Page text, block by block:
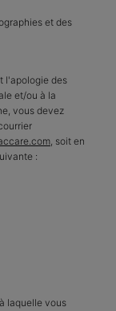
et des
l'apologie des
et/ou à la
vous devez
, soit en
:
laquelle vous